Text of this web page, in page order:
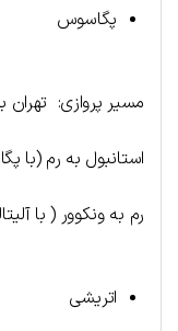
پگاسوس
مسیر پروازی: تهران
استانبول به رم (با
رم به ونکوور ( با
اتریشی